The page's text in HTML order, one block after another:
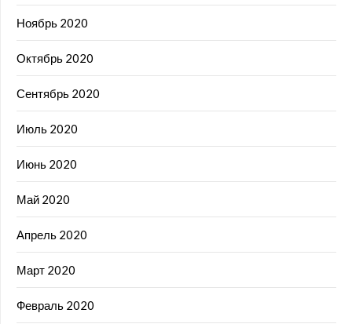
Ноябрь 2020
Октябрь 2020
Сентябрь 2020
Июль 2020
Июнь 2020
Май 2020
Апрель 2020
Март 2020
Февраль 2020